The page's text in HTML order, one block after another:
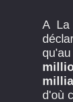
A La
d'où